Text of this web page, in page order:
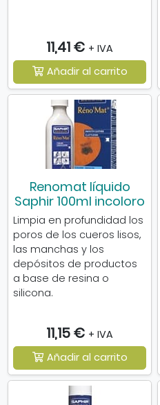
11,41 € + IVA
Añadir al carrito
Renomat líquido
Saphir 100ml incoloro
Limpia en profundidad los
poros de los cueros lisos,
las manchas y los
depósitos de productos
a base de resina o
silicona.
11,15 € + IVA
Añadir al carrito